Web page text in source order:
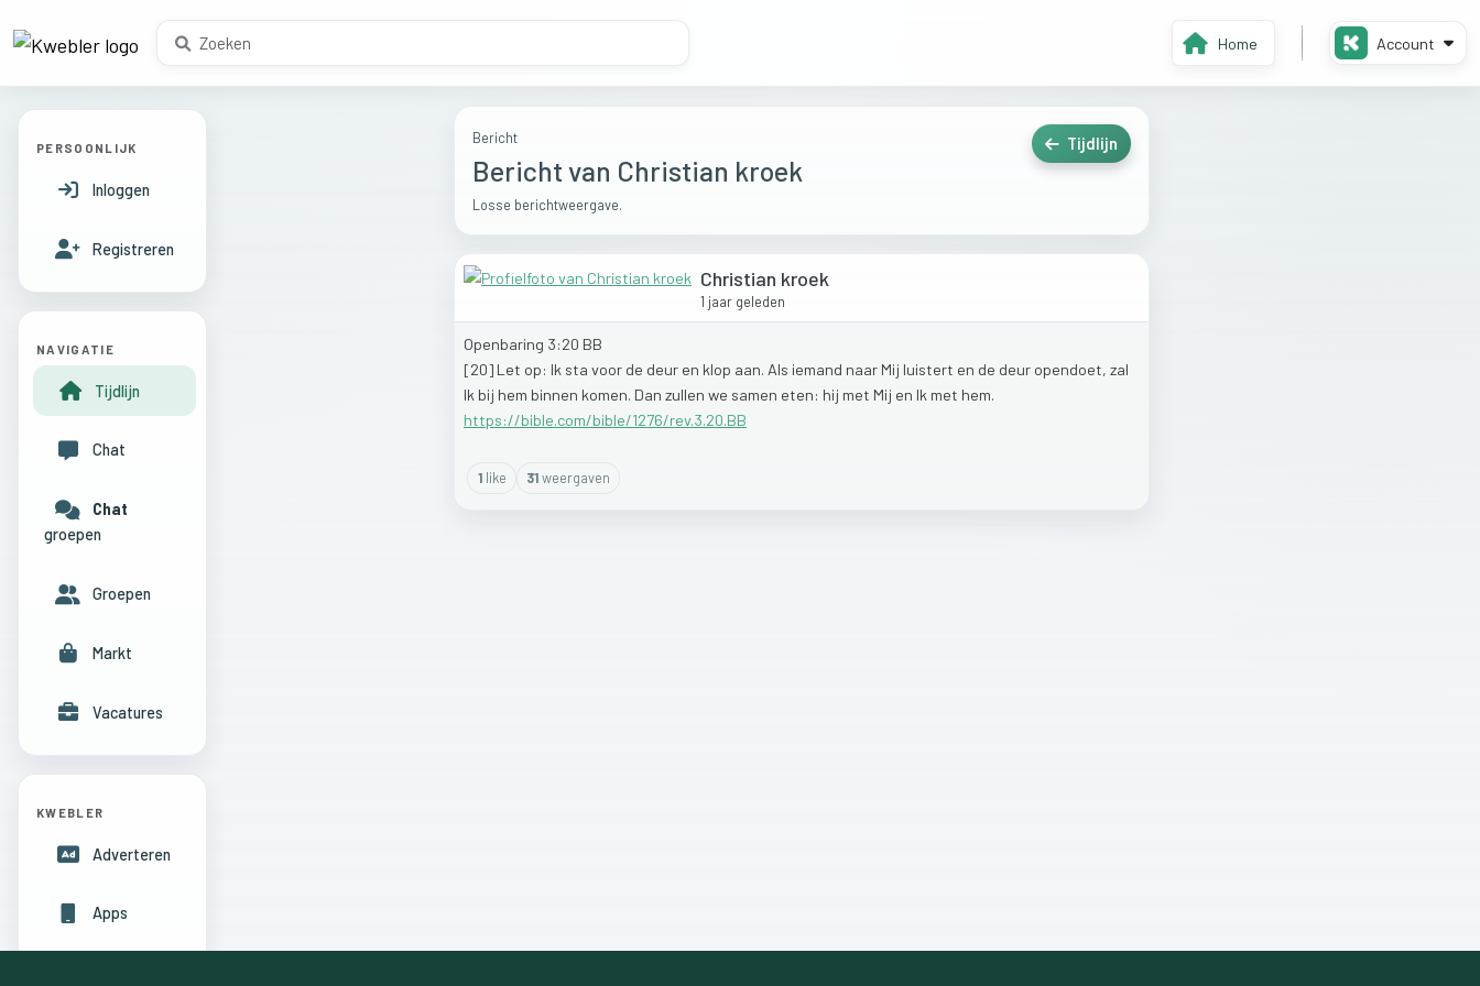
Home Account
Bericht
Bericht van Christian kroek
Losse berichtweergave.
Tijdlijn
Christian kroek
1 jaar geleden
Openbaring 3:20 BB
[20] Let op: Ik sta voor de deur en klop aan. Als iemand naar Mij luistert en de deur opendoet, zal
Ik bij hem binnen komen. Dan zullen we samen eten: hij met Mij en Ik met hem.
https://bible.com/bible/1276/rev.3.20.BB
1like 31weergaven
PERSOONLIJK
Inloggen
Registreren
NAVIGATIE
Tijdlijn
Chat
Chat
groepen
Groepen
Markt
Vacatures
KWEBLER
Adverteren
Apps